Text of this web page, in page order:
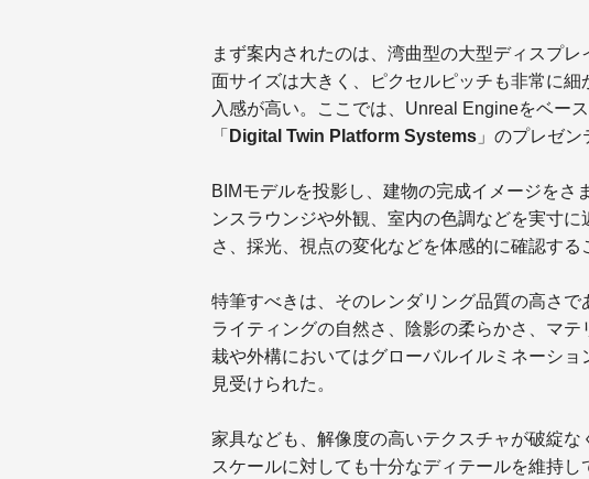
まず案内されたのは、湾曲型の大型ディスプ
面サイズは大きく、ピクセルピッチも非常に
入感が高い。ここでは、Unreal Engineをベー
「 Digital Twin Platform Systems 」のプレゼン
BIMモデルを投影し、建物の完成イメージをさ
ンスラウンジや外観、室内の色調などを実寸
さ、採光、視点の変化などを体感的に確認する
特筆すべきは、そのレンダリング品質の高さで
ライティングの自然さ、陰影の柔らかさ、マ
栽や外構においてはグローバルイルミネーシ
見受けられた。
家具なども、解像度の高いテクスチャが破綻
スケールに対しても十分なディテールを維持